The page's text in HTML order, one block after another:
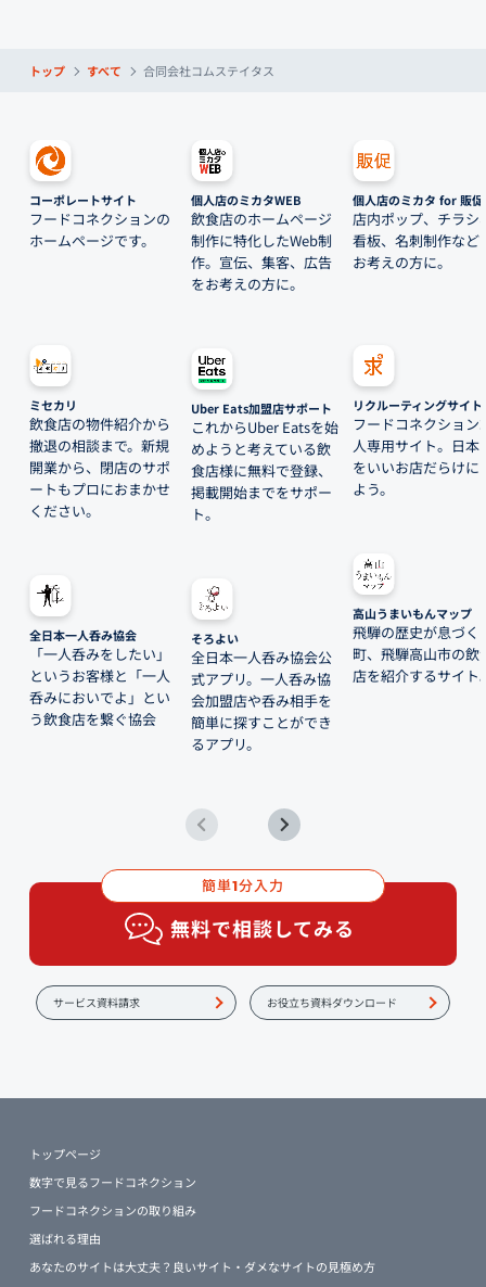
トップ すべて 合同会社コムステイタス
コーポレートサイト
フードコネクションの
ホームページです。
ミセカリ
飲食店の物件紹介から
撤退の相談まで。新規
開業から、閉店のサポ
ートもプロにおまかせ
ください。
全日本一人呑み協会
「一人呑みをしたい」
というお客様と「一人
呑みにおいでよ」とい
う飲食店を繋ぐ協会
個人店のミカタWEB
飲食店のホームページ
制作に特化したWeb制
作。宣伝、集客、広告
をお考えの方に。
Uber Eats加盟店サポート
これからUber Eatsを始
めようと考えている飲
食店様に無料で登録、
掲載開始までをサポー
ト。
そろよい
全日本一人呑み協会公
式アプリ。一人呑み協
会加盟店や呑み相手を
簡単に探すことができ
るアプリ。
個人店のミカタ for 販促
店内ポップ、チラシ
看板、名刺制作など
お考えの方に。
リクルーティングサイト
フードコネクション
人専用サイト。日本
をいいお店だらけに
よう。
高山うまいもんマップ
飛騨の歴史が息づく
町、飛騨高山市の飲
店を紹介するサイト
簡単1分入力
無料で相談してみる
サービス資料請求 お役立ち資料ダウンロード
トップページ
数字で見るフードコネクション
フードコネクションの取り組み
選ばれる理由
あなたのサイトは大丈夫？良いサイト・ダメなサイトの見極め方